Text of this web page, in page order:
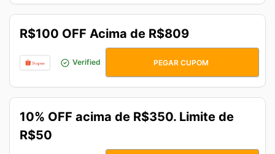
R$100 OFF Acima de R$809
Verified ATIVANOLINK
PEGAR CUPOM
10% OFF acima de R$350. Limite de
R$50